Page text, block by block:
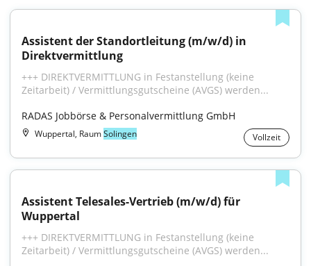
Assistent der Standortleitung (m/w/d) in
Direktvermittlung
+++ DIREKTVERMITTLUNG in Festanstellung (keine
Zeitarbeit) / Vermittlungsgutscheine (AVGS) werden...
RADAS Jobbörse & Personalvermittlung GmbH
Wuppertal, RaumSolingen Vollzeit
Assistent Telesales-Vertrieb (m/w/d) für
Wuppertal
+++ DIREKTVERMITTLUNG in Festanstellung (keine
Zeitarbeit) / Vermittlungsgutscheine (AVGS) werden...